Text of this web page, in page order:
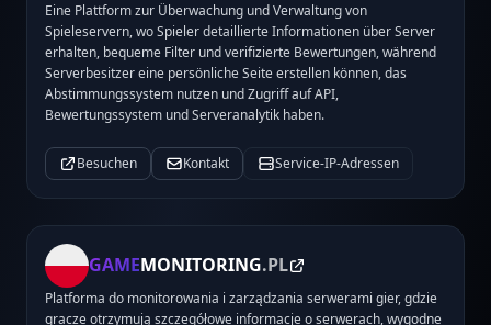
Eine Plattform zur Überwachung und Verwaltung von
Spieleservern, wo Spieler detaillierte Informationen über Server
erhalten, bequeme Filter und verifizierte Bewertungen, während
Serverbesitzer eine persönliche Seite erstellen können, das
Abstimmungssystem nutzen und Zugriff auf API,
Bewertungssystem und Serveranalytik haben.
Besuchen Kontakt Service-IP-Adressen
GAMEMONITORING.PL
Platforma do monitorowania i zarządzania serwerami gier, gdzie
gracze otrzymują szczegółowe informacje o serwerach, wygodne